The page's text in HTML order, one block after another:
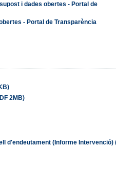
i dades obertes - Portal de
- Portal de Transparència
2MB)
d'endeutament (Informe Intervenció)